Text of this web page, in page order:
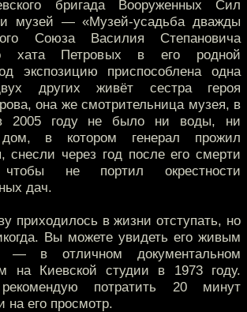
бригада Вооруженных Сил
музей — «Музей-усадьба дважды
Союза Василия Степановича
хата Петровых в его родной
экспозицию приспособлена одна
других живёт сестра героя
она же смотрительница музея, в
2005 году не было ни воды, ни
в котором генерал прожил
снесли через год после его смерти
не портил окрестности
дач.
приходилось в жизни отступать, но
Вы можете увидеть его живым
в отличном документальном
на Киевской студии в 1973 году.
рекомендую потратить 20 минут
на его просмотр.